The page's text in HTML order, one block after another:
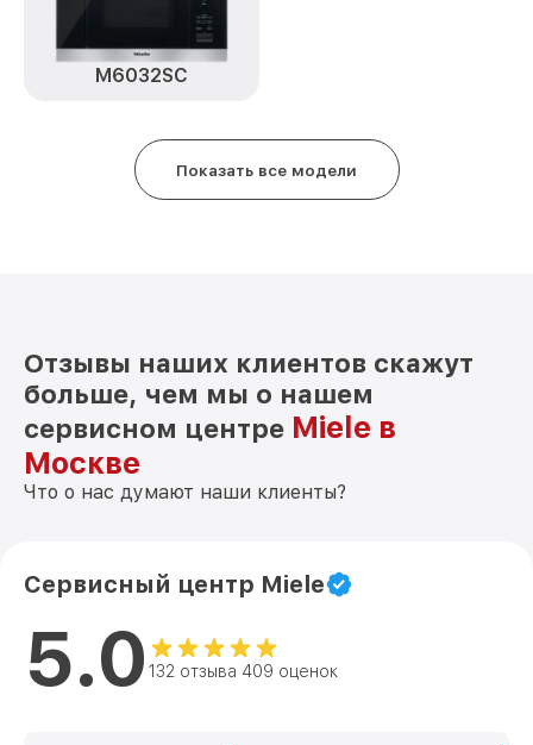
M6032SC
Показать все модели
Отзывы наших клиентов скажут
больше, чем мы о нашем
сервисном центре Miele в
Москве
Что о нас думают наши клиенты?
Сервисный центр Miele
5.0 132 отзыва 409 оценок